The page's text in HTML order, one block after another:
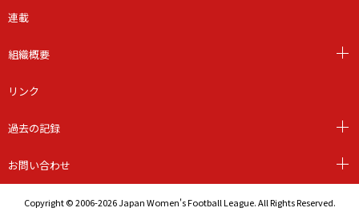
連載
組織概要
リンク
過去の記録
お問い合わせ
Copyright © 2006-2026 Japan Women's Football League. All Rights Reserved.